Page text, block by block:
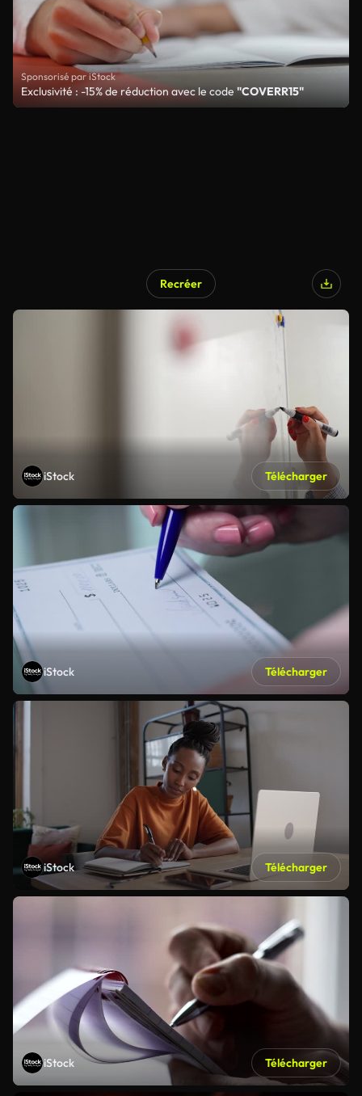
Sponsorisé par iStock
Exclusivité : -15% de réduction avec le code "COVERR15"
Recréer
iStock Télécharger
iStock Télécharger
iStock Télécharger
iStock Télécharger